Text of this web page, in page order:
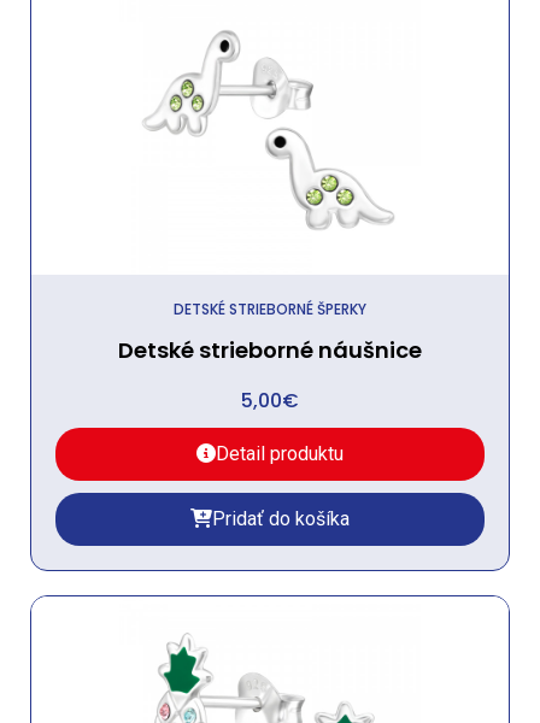
DETSKÉ STRIEBORNÉ ŠPERKY
Detské strieborné náušnice
5,00€
Detail produktu
Pridať do košíka